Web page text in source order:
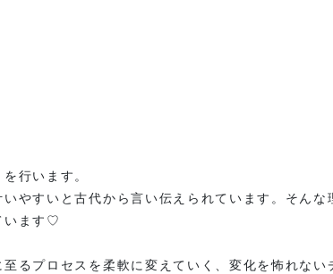
行います。
やすいと古代から言い伝えられています。そんな
います♡
るプロセスを柔軟に変えていく、変化を怖れない